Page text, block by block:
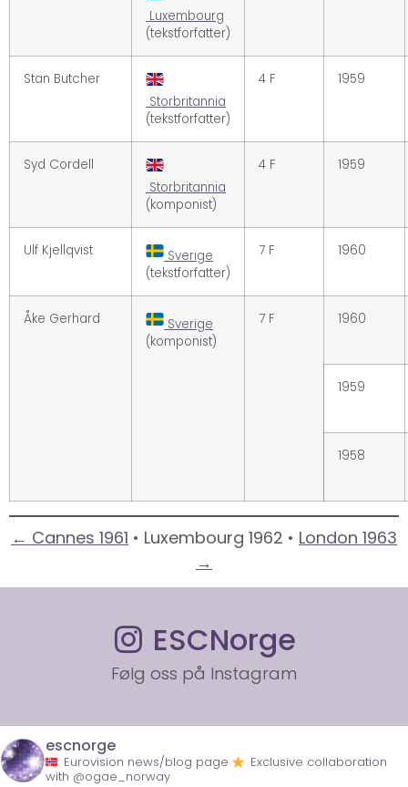
Luxembourg
(tekstforfatter)
Stan Butcher
Storbritannia
(tekstforfatter)
4 F 1959
Syd Cordell
Storbritannia
(komponist)
4 F 1959
Ulf Kjellqvist
Sverige
(tekstforfatter)
7 F 1960
Åke Gerhard
Sverige
(komponist)
7 F 1960
1959
1958
← Cannes 1961 • Luxembourg 1962 • London 1963
→
ESCNorge
Følg oss på Instagram
escnorge
Eurovision news/blog page
Exclusive collaboration
with @ogae_norway